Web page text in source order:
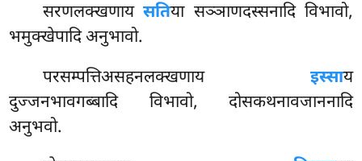
सरणलक्खणायसतिया सञ्ञाणदस्सनादि विभावो,
भमुक्खेपादि अनुभावो.
परसम्पत्तिअसहनलक्खणाय इस्साय
दुज्जनभावगब्बादि विभावो, दोसकथनावजाननादि
अनुभवो.